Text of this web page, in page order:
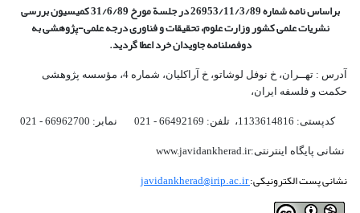
براساس نامه شماره 26953/11/3/89 در جلسة مورخ 31/6/89 کمیسیون
بررسی
نشریات علمی کشور وزارت علوم، تحقیقات و فناوری درجه علمی‌-پژوهشیبه
دوفصلنامه جاویدان خرد اعطا گردید.
آدرس : تهــران، خ نوفل لوشاتو، خ آراکلیان، شماره 4،‌ مؤسسه پژوهشی
حکمت و فلسفه ایران،‌
کدپستی: 1133614816، تلفن: 66492169 - 021 نمابر: 66962700 - 021
نشانی پایگاه اینترنتی:www.javidankherad.ir
نشانی پست الکترونیکی:javidankherad@irip.ac.ir